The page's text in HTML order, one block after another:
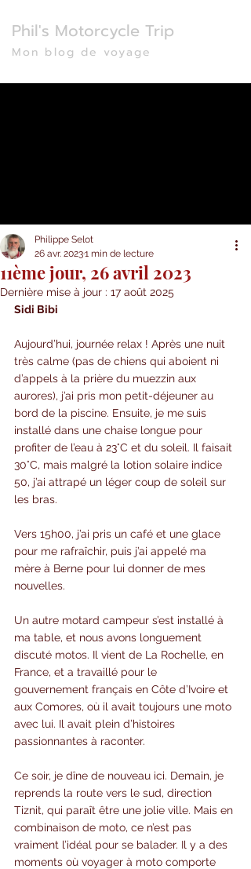
Phil's Motorcycle Trip
Mon blog de voyage
11ème jour, 26 avril 2023
Philippe Selot
26 avr. 20231 min de lecture
Dernière mise à jour : 17 août 2025
Sidi Bibi
Aujourd’hui, journée relax ! Après une nuit
très calme (pas de chiens qui aboient ni
d’appels à la prière du muezzin aux
aurores), j’ai pris mon petit-déjeuner au
bord de la piscine. Ensuite, je me suis
installé dans une chaise longue pour
profiter de l’eau à 23°C et du soleil. Il faisait
30°C, mais malgré la lotion solaire indice
50, j’ai attrapé un léger coup de soleil sur
les bras.
Vers 15h00, j’ai pris un café et une glace
pour me rafraîchir, puis j’ai appelé ma
mère à Berne pour lui donner de mes
nouvelles.
Un autre motard campeur s’est installé à
ma table, et nous avons longuement
discuté motos. Il vient de La Rochelle, en
France, et a travaillé pour le
gouvernement français en Côte d’Ivoire et
aux Comores, où il avait toujours une moto
avec lui. Il avait plein d’histoires
passionnantes à raconter.
Ce soir, je dîne de nouveau ici. Demain, je
reprends la route vers le sud, direction
Tiznit, qui paraît être une jolie ville. Mais en
combinaison de moto, ce n’est pas
vraiment l’idéal pour se balader. Il y a des
moments où voyager à moto comporte